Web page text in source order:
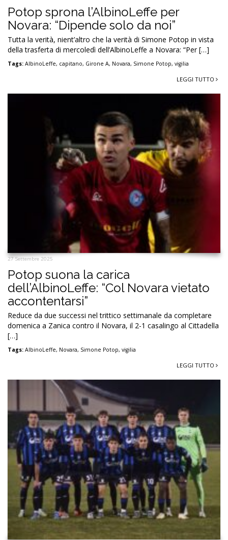
Potop sprona l’AlbinoLeffe per
Novara: “Dipende solo da noi”
Tutta la verità, nient’altro che la verità di Simone Potop in vista
della trasferta di mercoledì dell’AlbinoLeffe a Novara: “Per […]
Tags: AlbinoLeffe, capitano, Girone A, Novara, Simone Potop, vigilia
LEGGI TUTTO
27 Settembre 2025
Potop suona la carica
dell’AlbinoLeffe: “Col Novara vietato
accontentarsi”
Reduce da due successi nel trittico settimanale da completare
domenica a Zanica contro il Novara, il 2-1 casalingo al Cittadella
[…]
Tags: AlbinoLeffe, Novara, Simone Potop, vigilia
LEGGI TUTTO